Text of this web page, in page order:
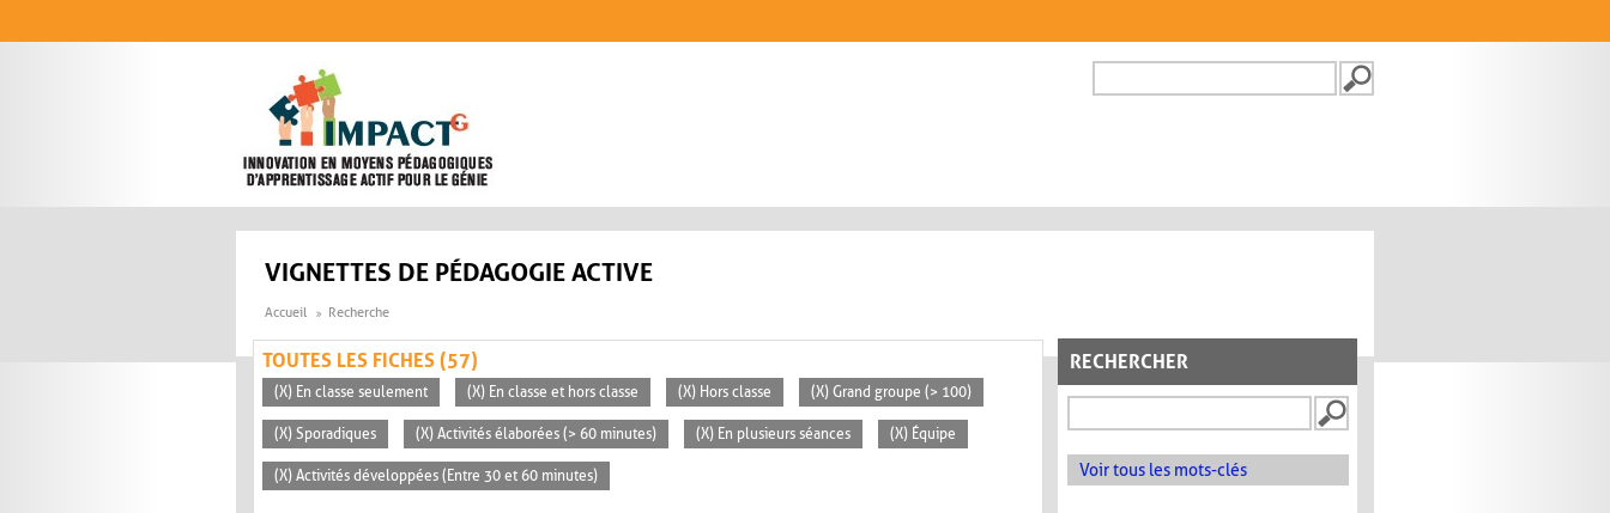
FORMULAIRE DE
VIGNETTES DE PÉDAGOGIE ACTIVE
Accueil Recherche
RECHERCHER
Voir tous les mots-clés
TOUTES LES FICHES (57)
(X) En classe seulement (X) En classe et hors classe (X) Hors classe (X) Grand groupe (> 100)
(X) Sporadiques (X) Activités élaborées (> 60 minutes) (X) En plusieurs séances (X) Équipe
(X) Activités développées (Entre 30 et 60 minutes)